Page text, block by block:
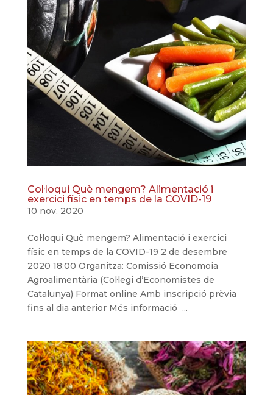
Col·loqui Què mengem? Alimentació i
exercici físic en temps de la COVID-19
10 nov. 2020
Col·loqui Què mengem? Alimentació i exercici
físic en temps de la COVID-19 2 de desembre
2020 18:00 Organitza: Comissió Economoia
Agroalimentària (Col·legi d’Economistes de
Catalunya) Format online Amb inscripció prèvia
fins al dia anterior Més informació ...